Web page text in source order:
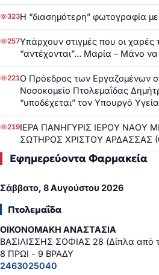
323Η “διασημότερη” φωτογραφία με
257Υπάρχουν στιγμές που οι χαρές
“αντέχονται”… Μαρία – Μάνο να
221Ο Πρόεδρος των Εργαζομένων
Νοσοκομείο Πτολεμαΐδας
“υποδέχεται” τον Υπουργό
219ΙΕΡΑ ΠΑΝΗΓΥΡΙΣ ΙΕΡΟΥ
ΣΩΤΗΡΟΣ ΧΡΙΣΤΟΥ ΑΡΔΑΣΣΑΣ
Εφημερεύοντα Φαρμακεία
Σάββατο, 8 Αυγούστου 2026
Πτολεμαΐδα
ΟΙΚΟΝΟΜΑΚΗ ΑΝΑΣΤΑΣΙΑ
ΒΑΣΙΛΙΣΣΗΣ ΣΟΦΙΑΣ 28 (Δίπλα
8 ΠΡΩΙ - 9 ΒΡΑΔΥ
2463025040